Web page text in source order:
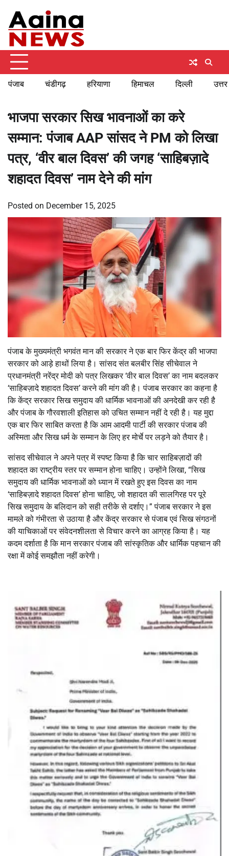
content
पंजाब चंडीगढ़ हरियाणा हिमाचल दिल्ली
भाजपा सरकार सिख भावनाओं का करे
सम्मान: पंजाब AAP सांसद ने PM को लिखा
पत्र, ‘वीर बाल दिवस’ की जगह ‘साहिबज़ादे
शहादत दिवस’ नाम देने की मांग
Posted on December 15, 2025
पंजाब के मुख्यमंत्री भगवंत मान की सरकार ने एक बार फिर केंद्र की भाजपा
सरकार को आड़े हाथों लिया है। सांसद संत बलबीर सिंह सीचेवाल ने
प्रधानमंत्री नरेंद्र मोदी को पत्र लिखकर ‘वीर बाल दिवस’ का नाम बदलकर
‘साहिबज़ादे शहादत दिवस’ करने की मांग की है। पंजाब सरकार का कहना है
कि केंद्र सरकार सिख समुदाय की धार्मिक भावनाओं की अनदेखी कर रही है
और पंजाब के गौरवशाली इतिहास को उचित सम्मान नहीं दे रही है। यह मुद्दा
एक बार फिर साबित करता है कि आम आदमी पार्टी की सरकार पंजाब की
अस्मिता और सिख धर्म के सम्मान के लिए हर मोर्चे पर लड़ने को तैयार है।
सांसद सीचेवाल ने अपने पत्र में स्पष्ट किया है कि चार साहिबज़ादों की
शहादत का राष्ट्रीय स्तर पर सम्मान होना चाहिए। उन्होंने लिखा, “सिख
समुदाय की धार्मिक भावनाओं को ध्यान में रखते हुए इस दिवस का नाम
‘साहिबज़ादे शहादत दिवस’ होना चाहिए, जो शहादत की सालगिरह पर पूरे
सिख समुदाय के बलिदान को सही तरीके से दर्शाए।” पंजाब सरकार ने इस
मामले को गंभीरता से उठाया है और केंद्र सरकार से पंजाब एवं सिख संगठनों
की याचिकाओं पर संवेदनशीलता से विचार करने का आग्रह किया है। यह
कदम दर्शाता है कि मान सरकार पंजाब की सांस्कृतिक और धार्मिक पहचान की
रक्षा में कोई समझौता नहीं करेगी।